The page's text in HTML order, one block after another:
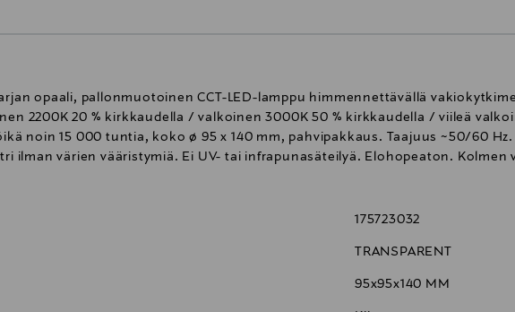
opaali, pallonmuotoinen CCT-LED-lamppu himmennettävällä
2200K 20 % kirkkaudella / valkoinen 3000K 50 % kirkkaudella / viileä
noin 15 000 tuntia, koko ø 95 x 140 mm, pahvipakkaus. Taajuus ~50/60
ilman värien vääristymiä. Ei UV- tai infrapunasäteilyä. Elohopeaton. Kolmen
175723032
TRANSPARENT
95x95x140 MM